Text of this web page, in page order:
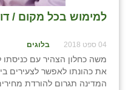
למימוש בכל מקום /
04 ספט 2018 בלוגים
משה כחלון הצהיר עם כניסתו
את כהונתו לאפשר לצעירים
המדינה תגרום להורדת